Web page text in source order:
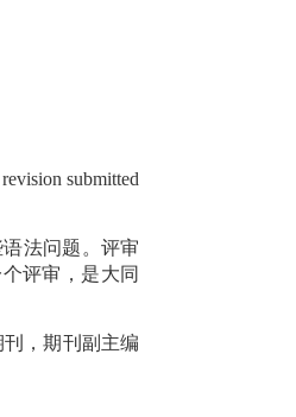
submitted
法问题。评审
评审，是大同
，期刊副主编